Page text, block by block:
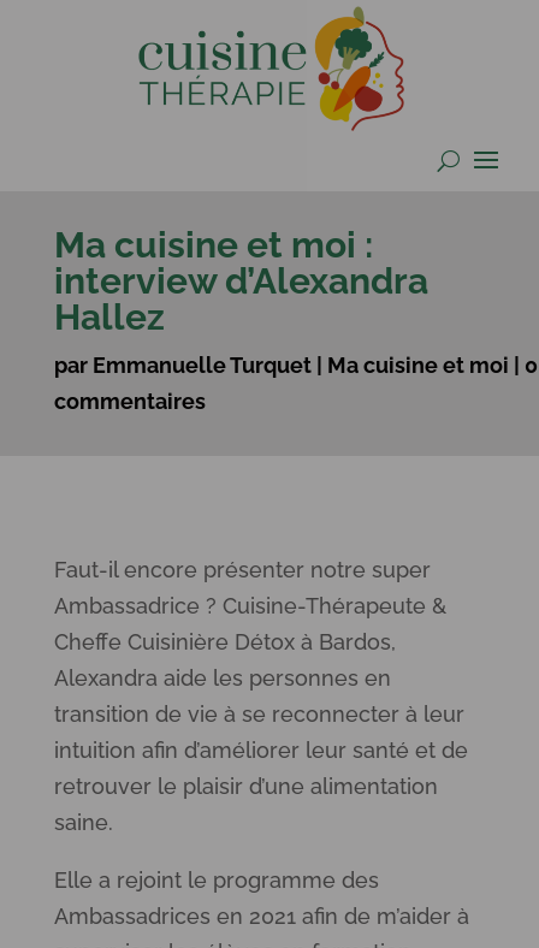
Ma cuisine et moi :
interview d’Alexandra
Hallez
par Emmanuelle Turquet| Ma cuisine et moi
0
commentaires
Faut-il encore présenter notre super
Ambassadrice ? Cuisine-Thérapeute &
Cheffe Cuisinière Détox à Bardos,
Alexandra aide les personnes en
transition de vie à se reconnecter à leur
intuition afin d’améliorer leur santé et de
retrouver le plaisir d’une alimentation
saine.
Elle a rejoint le programme des
Ambassadrices en 2021 afin de m’aider à